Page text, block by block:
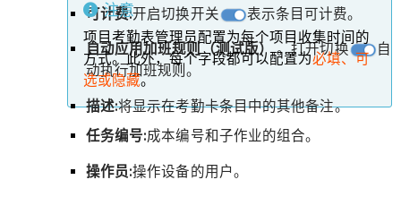
可计费:开启切换开关 表示条目可计费。
自动应用加班规则（测试版）。打开切换
自
动执行加班规则。
描述:将显示在考勤卡条目中的其他备注。
注意
项目考勤表管理员配置为每个项目收集时间的
方式。此外，每个字段都可以配置为必填、可
选或隐藏。
任务编号:成本编号和子作业的组合。
操作员:操作设备的用户。